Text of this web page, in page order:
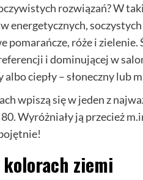
rozwiązań? W
energetycznych,
pomarańcze, róże i
i dominującej w
ciepły – słoneczny lub
wpiszą się w jeden z
Wyróżniały ją przecież
ziemi